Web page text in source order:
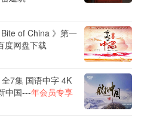
of China 》第一
度网盘下载
7集 国语中字 4K
中国---年会员专享